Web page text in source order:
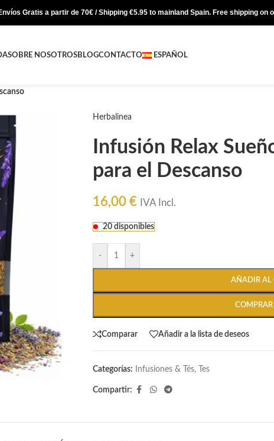
Gratis a partir de 70€ / Shipping €5.95 to mainland Spain. Free shipping on
SOBRE NOSOTROSBLOGCONTACTO ESPAÑOL
Herbalinea
Infusión Relax
para el Descanso
16,00 € IVA Incl.
20 disponibles
- +
AÑADIR AL
Comparar Añadir a la lista de deseos
Categorías: Infusiones & Tés, Tes
Compartir: